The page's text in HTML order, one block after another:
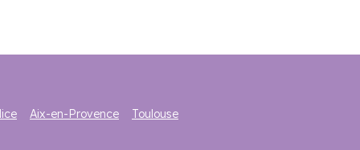
Aix-en-Provence Toulouse